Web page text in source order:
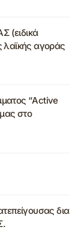
(ειδικά
λαϊκής αγοράς
“Active
στο
δια